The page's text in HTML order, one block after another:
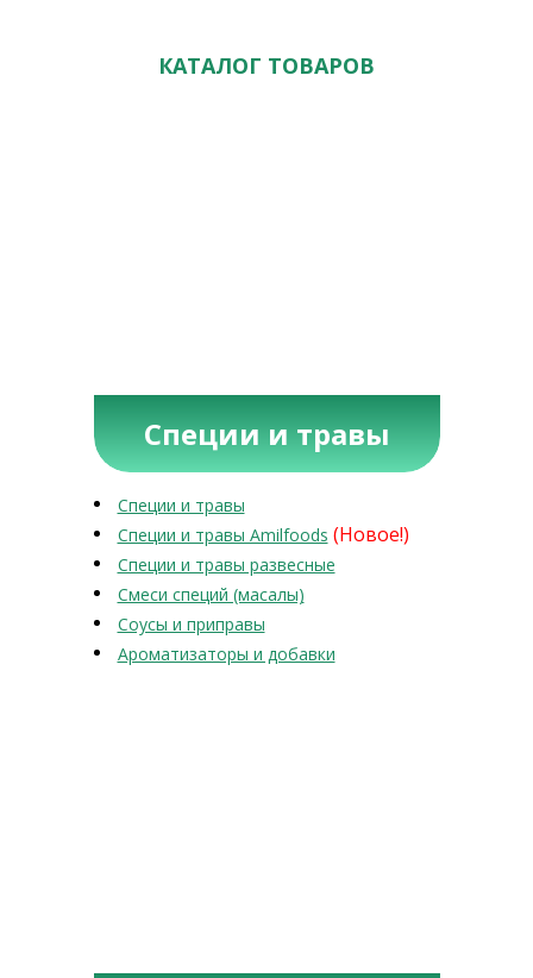
КАТАЛОГ ТОВАРОВ
Специи и травы
Специи и травы
Специи и травы Amilfoods (Новое!)
Специи и травы развесные
Смеси специй (масалы)
Соусы и приправы
Ароматизаторы и добавки